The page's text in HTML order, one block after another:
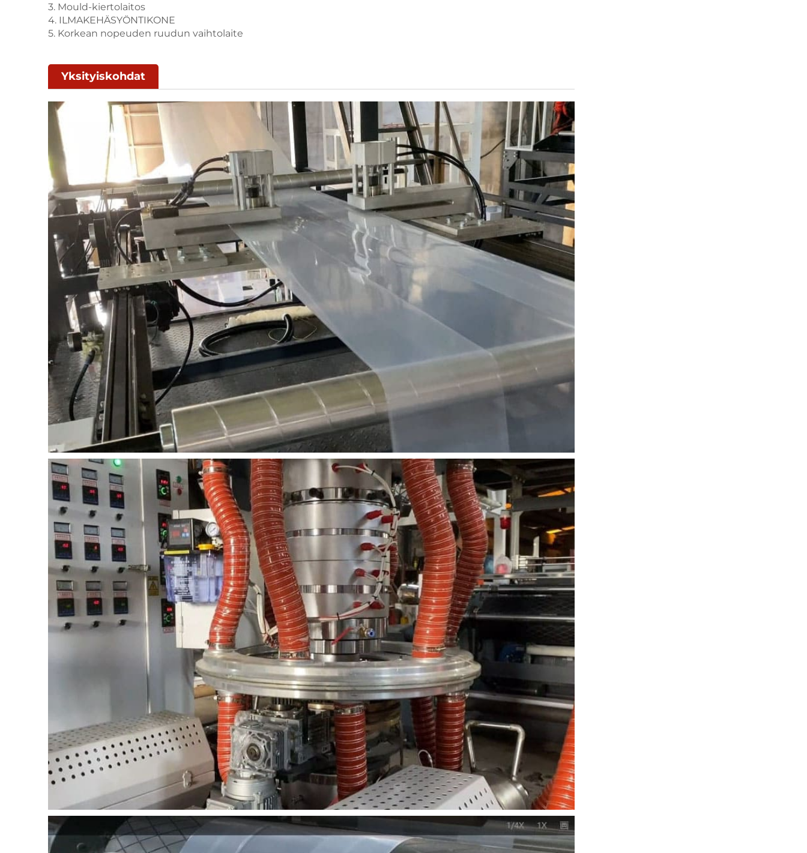
3. Mould-kiertolaitos
4. ILMAKEHÄSYÖNTIKONE
5. Korkean nopeuden ruudun vaihtolaite
Yksityiskohdat